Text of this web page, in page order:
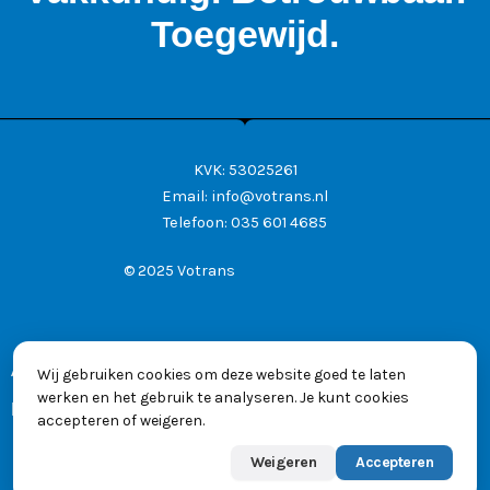
Toegewijd.
KVK: 53025261
Email: info@votrans.nl
Telefoon: 035 601 4685
© 2025 Votrans
Algemene voorwaarden
Privacyverklaring
Wij gebruiken cookies om deze website goed te laten
werken en het gebruik te analyseren. Je kunt cookies
accepteren of weigeren.
Weigeren Accepteren